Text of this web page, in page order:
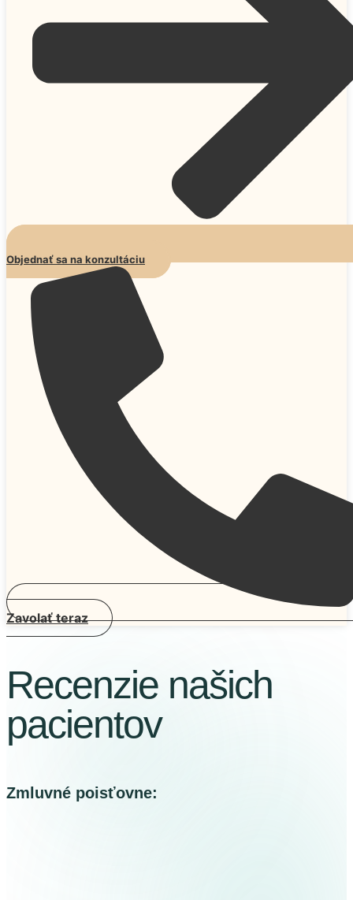
Objednať sa na konzultáciu
Zavolať teraz
Recenzie našich
pacientov
Zmluvné poisťovne: